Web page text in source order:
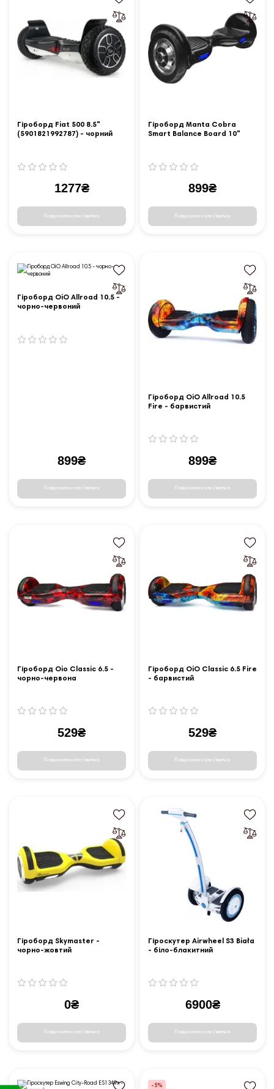
Гіроборд Fiat 500 8.5"
(5901821992787) - чорний
1277₴
Повідомити коли з'явиться
Гіроборд Manta Cobra
Smart Balance Board 10"
899₴
Повідомити коли з'явиться
Гіроборд OiO Allroad 10.5 -
чорно-червоний
899₴
Повідомити коли з'явиться
Гіроборд OiO Allroad 10.5
Fire - барвистий
899₴
Повідомити коли з'явиться
Гіроборд Oio Classic 6.5 -
чорно-червона
529₴
Повідомити коли з'явиться
Гіроборд OiO Classic 6.5 Fire
- барвистий
529₴
Повідомити коли з'явиться
Гіроборд Skymaster -
чорно-жовтий
0₴
Повідомити коли з'явиться
Гіроскутер Airwheel S3 Biała
- біло-блакитний
6900₴
Повідомити коли з'явиться
-5%